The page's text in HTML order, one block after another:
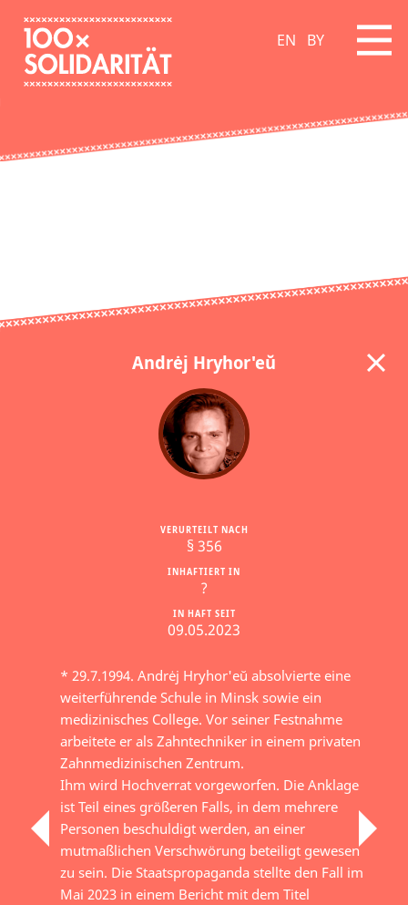
EN BY
Andrėj Hryhor'eŭ
IN HAFT SEIT
09.05.2023
INHAFTIERT IN
?
VERURTEILT NACH
§ 356
* 29.7.1994. Andrėj Hryhor'eŭ absolvierte eine
weiterführende Schule in Minsk sowie ein
medizinisches College. Vor seiner Festnahme
arbeitete er als Zahntechniker in einem privaten
Zahnmedizinischen Zentrum.
Ihm wird Hochverrat vorgeworfen. Die Anklage
ist Teil eines größeren Falls, in dem mehrere
Personen beschuldigt werden, an einer
mutmaßlichen Verschwörung beteiligt gewesen
zu sein. Die Staatspropaganda stellte den Fall im
Mai 2023 in einem Bericht mit dem Titel